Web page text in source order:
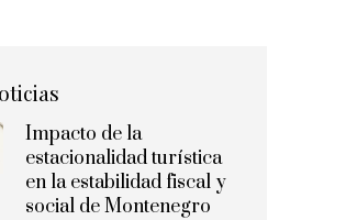
Impacto de la
estacionalidad turística
en la estabilidad fiscal y
social de Montenegro